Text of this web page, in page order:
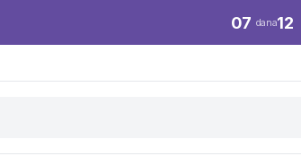
07 dana12